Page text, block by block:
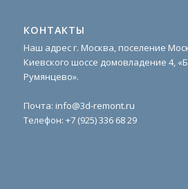
КОНТАКТЫ
Наш адрес г. Москва, поселение
Киевского шоссе домовладение 4,
Румянцево».
Почта: info@3d-remont.ru
Телефон: +7 (925) 336 68 29